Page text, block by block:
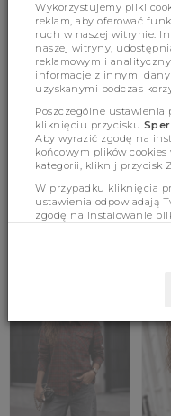
Cechy produktu
Wymiary
BESTSELLERY
Wykorzystujemy pliki
reklam, aby oferować
ruch w naszej witrynie.
naszej witryny,
reklamowym i
informacje z innymi
uzyskanymi podczas
Poszczególne ustawienia
kliknięciu przycisku
Aby wyrazić zgodę na
końcowym plików
kategorii, kliknij przycisk
W przypadku kliknięcia
ustawienia odpowiadają
zgodę na instalowanie